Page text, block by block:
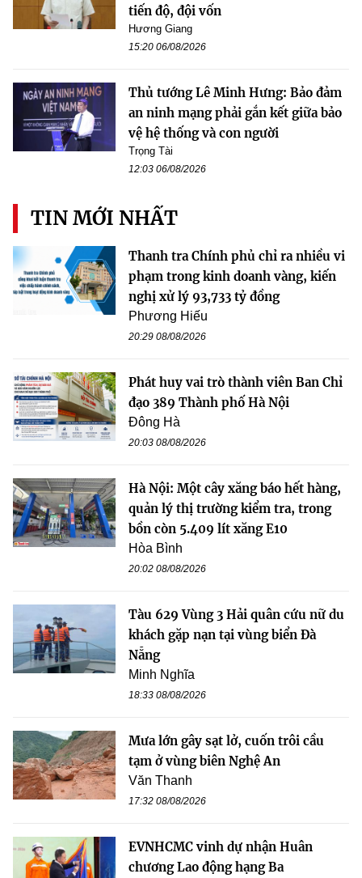
tiến độ, đội vốn
Hương Giang
15:20 06/08/2026
Thủ tướng Lê Minh Hưng: Bảo đảm
an ninh mạng phải gắn kết giữa bảo
vệ hệ thống và con người
Trọng Tài
12:03 06/08/2026
TIN MỚI NHẤT
Thanh tra Chính phủ chỉ ra nhiều vi
phạm trong kinh doanh vàng, kiến
nghị xử lý 93,733 tỷ đồng
Phương Hiếu
20:29 08/08/2026
Phát huy vai trò thành viên Ban Chỉ
đạo 389 Thành phố Hà Nội
Đông Hà
20:03 08/08/2026
Hà Nội: Một cây xăng báo hết hàng,
quản lý thị trường kiểm tra, trong
bồn còn 5.409 lít xăng E10
Hòa Bình
20:02 08/08/2026
Tàu 629 Vùng 3 Hải quân cứu nữ du
khách gặp nạn tại vùng biển Đà
Nẵng
Minh Nghĩa
18:33 08/08/2026
Mưa lớn gây sạt lở, cuốn trôi cầu
tạm ở vùng biên Nghệ An
Văn Thanh
17:32 08/08/2026
EVNHCMC vinh dự nhận Huân
chương Lao động hạng Ba